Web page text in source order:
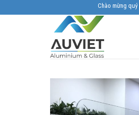
to
Chào mừng quý khách